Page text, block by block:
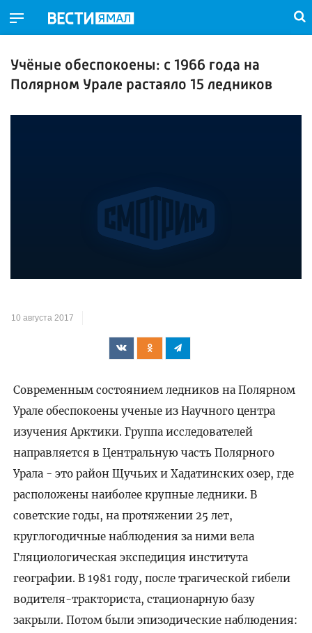
Учёные обеспокоены: с 1966 года на
Полярном Урале растаяло 15 ледников
10 августа 2017
Современным состоянием ледников на Полярном
Урале обеспокоены ученые из Научного центра
изучения Арктики. Группа исследователей
направляется в Центральную часть Полярного
Урала - это район Щучьих и Хадатинских озер, где
расположены наиболее крупные ледники. В
советские годы, на протяжении 25 лет,
круглогодичные наблюдения за ними вела
Гляциологическая экспедиция института
географии. В 1981 году, после трагической гибели
водителя-тракториста, стационарную базу
закрыли. Потом были эпизодические наблюдения: